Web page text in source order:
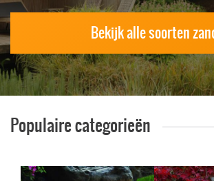
Bekijk alle soorten
Populaire categorieën